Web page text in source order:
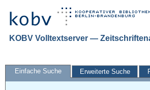
KOBV Volltextserver —
Einfache Suche Erweiterte Suche